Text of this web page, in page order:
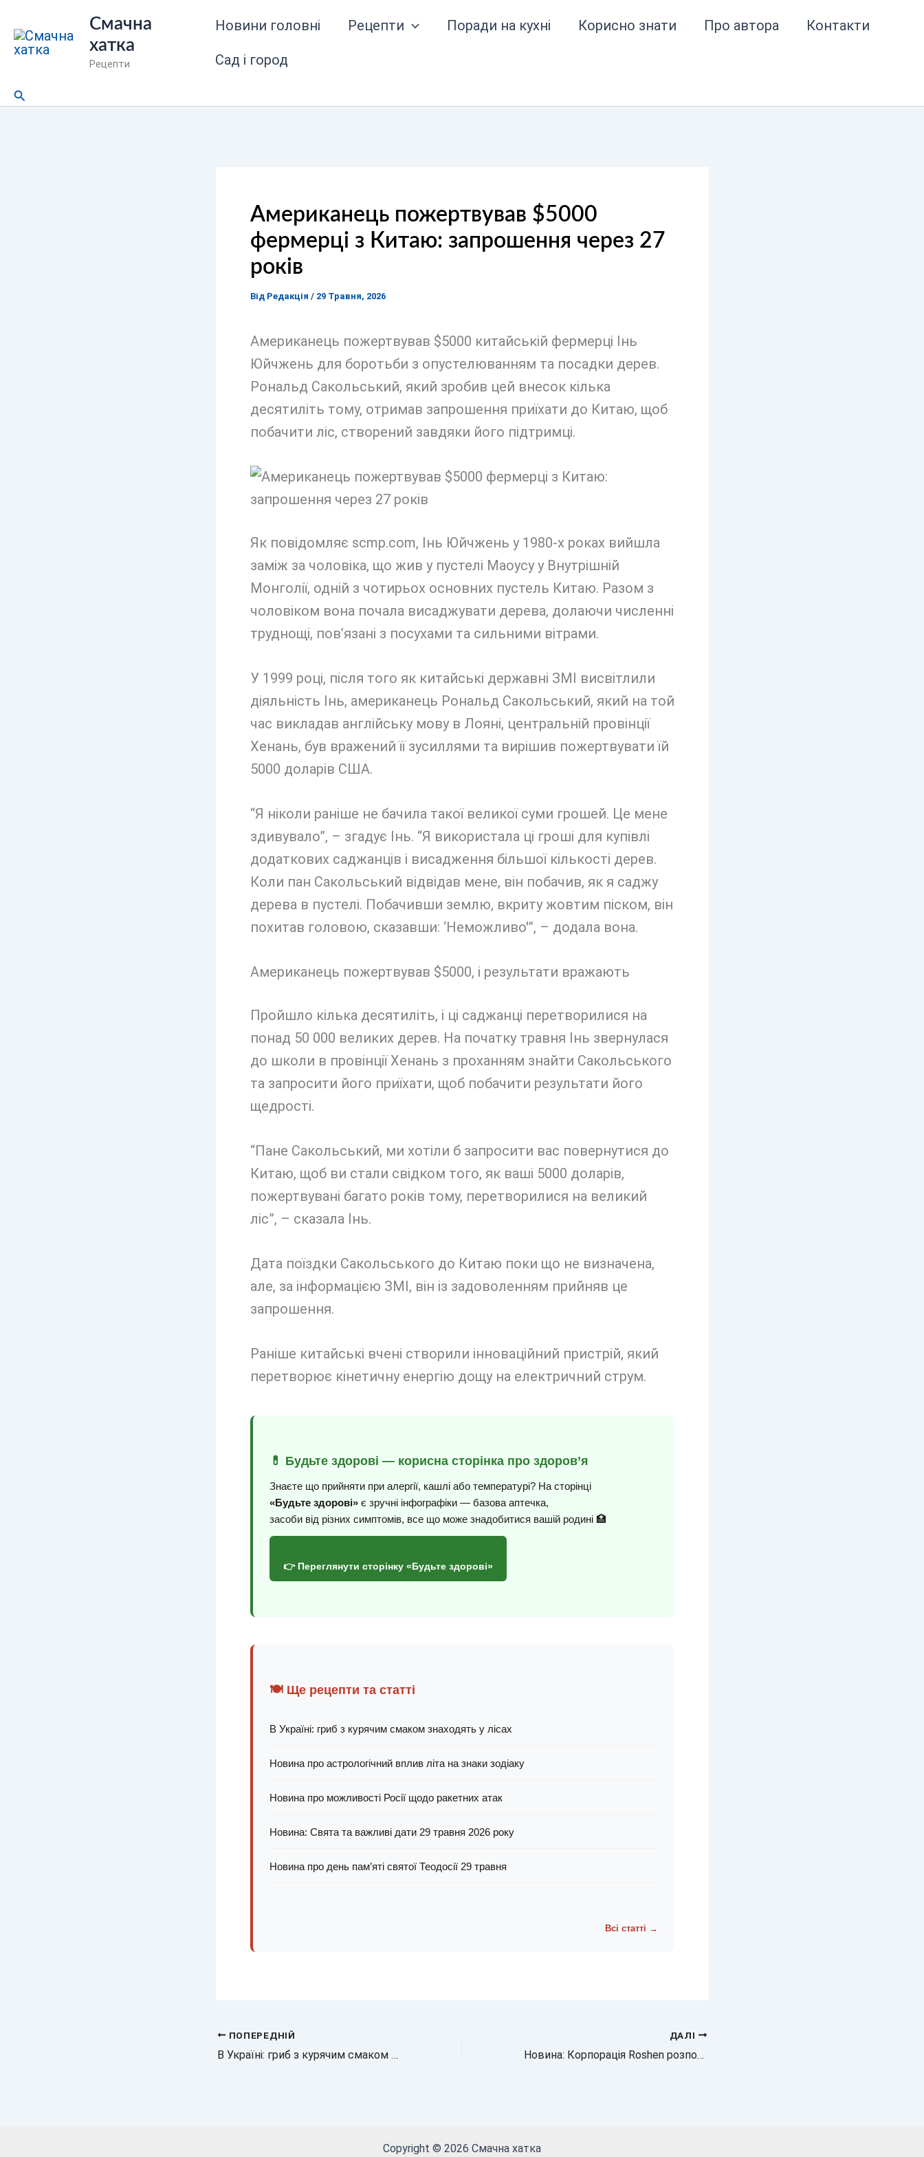
до
вмісту
Смачна
хатка
Рецепти
Новини головні Рецепти Поради на кухні Корисно знати Про автора Контакти
Сад і город
Пошук
Американець пожертвував $5000
фермерці з Китаю: запрошення через 27
років
Від Редакція / 29 Травня, 2026
Американець пожертвував $5000 китайській фермерці Інь
Юйчжень для боротьби з опустелюванням та посадки дерев.
Рональд Сакольський, який зробив цей внесок кілька
десятиліть тому, отримав запрошення приїхати до Китаю, щоб
побачити ліс, створений завдяки його підтримці.
Як повідомляє scmp.com, Інь Юйчжень у 1980-х роках вийшла
заміж за чоловіка, що жив у пустелі Маоусу у Внутрішній
Монголії, одній з чотирьох основних пустель Китаю. Разом з
чоловіком вона почала висаджувати дерева, долаючи численні
труднощі, пов’язані з посухами та сильними вітрами.
У 1999 році, після того як китайські державні ЗМІ висвітлили
діяльність Інь, американець Рональд Сакольський, який на той
час викладав англійську мову в Лояні, центральній провінції
Хенань, був вражений її зусиллями та вирішив пожертвувати їй
5000 доларів США.
“Я ніколи раніше не бачила такої великої суми грошей. Це мене
здивувало”, – згадує Інь. “Я використала ці гроші для купівлі
додаткових саджанців і висадження більшої кількості дерев.
Коли пан Сакольський відвідав мене, він побачив, як я саджу
дерева в пустелі. Побачивши землю, вкриту жовтим піском, він
похитав головою, сказавши: ‘Неможливо'”, – додала вона.
Американець пожертвував $5000, і результати вражають
Пройшло кілька десятиліть, і ці саджанці перетворилися на
понад 50 000 великих дерев. На початку травня Інь звернулася
до школи в провінції Хенань з проханням знайти Сакольського
та запросити його приїхати, щоб побачити результати його
щедрості.
“Пане Сакольський, ми хотіли б запросити вас повернутися до
Китаю, щоб ви стали свідком того, як ваші 5000 доларів,
пожертвувані багато років тому, перетворилися на великий
ліс”, – сказала Інь.
Дата поїздки Сакольського до Китаю поки що не визначена,
але, за інформацією ЗМІ, він із задоволенням прийняв це
запрошення.
Раніше китайські вчені створили інноваційний пристрій, який
перетворює кінетичну енергію дощу на електричний струм.
💊 Будьте здорові — корисна сторінка про здоров’я
Знаєте що прийняти при алергії, кашлі або температурі? На сторінці
«Будьте здорові»є зручні інфографіки — базова аптечка,
засоби від різних симптомів, все що може знадобитися вашій родині 🏥
👉 Переглянути сторінку «Будьте здорові»
🍽️ Ще рецепти та статті
В Україні: гриб з курячим смаком знаходять у лісах
Новина про астрологічний вплив літа на знаки зодіаку
Новина про можливості Росії щодо ракетних атак
Новина: Свята та важливі дати 29 травня 2026 року
Новина про день пам’яті святої Теодосії 29 травня
Всі статті →
ПОПЕРЕДНІЙ
В Україні: гриб з курячим смаком знаходять у лісах
ДАЛІ
Новина: Корпорація Roshen розпочала виробництво морозива
Copyright © 2026 Смачна хатка